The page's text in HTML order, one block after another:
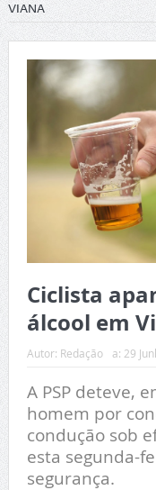
VIANA
Ciclista
álcool em
Autor: Redação a: 29
A PSP deteve,
homem por
condução sob
esta segunda-
segurança.